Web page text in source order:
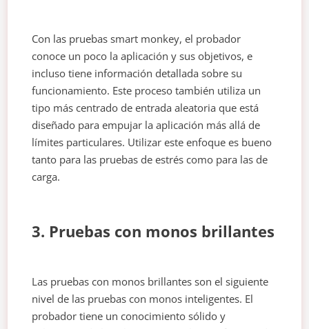
Con las pruebas smart monkey, el probador
conoce un poco la aplicación y sus objetivos, e
incluso tiene información detallada sobre su
funcionamiento. Este proceso también utiliza un
tipo más centrado de entrada aleatoria que está
diseñado para empujar la aplicación más allá de
límites particulares. Utilizar este enfoque es bueno
tanto para las pruebas de estrés como para las de
carga.
3. Pruebas con monos brillantes
Las pruebas con monos brillantes son el siguiente
nivel de las pruebas con monos inteligentes. El
probador tiene un conocimiento sólido y